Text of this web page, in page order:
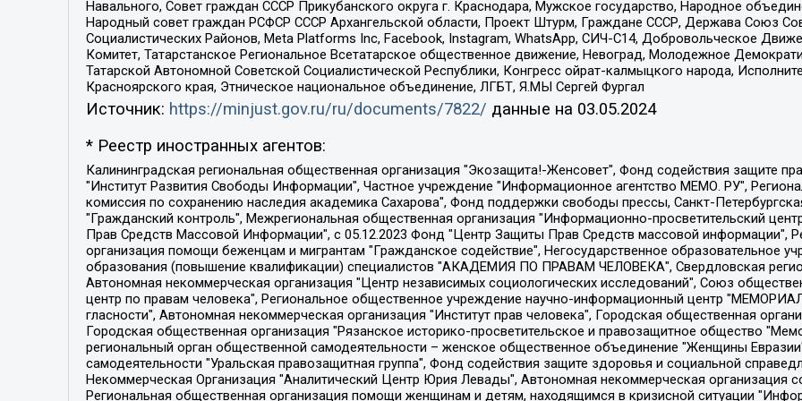
Навального, Совет граждан СССР Прикубанского округа г. Краснодара, Мужское государство, Народное
Народный совет граждан РСФСР СССР Архангельской области, Проект Штурм, Граждане СССР, Держава Союз
Социалистических Районов, Meta Platforms Inc, Facebook, Instagram, WhatsApp, СИЧ-С14, Добровольческое
Комитет, Татарстанское Региональное Всетатарское общественное движение, Невоград, Молодежное
Татарской Автономной Советской Социалистической Республики, Конгресс ойрат-калмыцкого народа,
Красноярского края, Этническое национальное объединение, ЛГБТ, Я.МЫ Сергей Фургал
Источник: https://minjust.gov.ru/ru/documents/7822/ данные на 03.05.2024
* Реестр иностранных агентов:
Калининградская региональная общественная организация "Экозащита!-Женсовет", Фонд содействия защите прав и свобод граждан "Общественный вердикт", Фонд "Институт Развития Свободы Информации", Частное учреждение "Информационное агентство МЕМО. РУ", Региональная общественная организация "Общественная комиссия по сохранению наследия академика Сахарова", Фонд поддержки свободы прессы, Санкт-Петербургская общественная правозащитная организация "Гражданский контроль", Межрегиональная общественная организация "Информационно-просветительский центр "Мемориал", Региональный Фонд "Центр Защиты Прав Средств Массовой Информации", с 05.12.2023 Фонд "Центр Защиты Прав Средств массовой информации", Региональная общественная благотворительная организация помощи беженцам и мигрантам "Гражданское содействие", Негосударственное образовательное учреждение дополнительного профессионального образования (повышение квалификации) специалистов "АКАДЕМИЯ ПО ПРАВАМ ЧЕЛОВЕКА", Свердловская региональная общественная организация "Сутяжник", Автономная некоммерческая организация "Центр независимых социологических исследований", Союз общественных объединений "Российский исследовательский центр по правам человека", Региональное общественное учреждение научно-информационный центр "МЕМОРИАЛ", Некоммерческая организация "Фонд защиты гласности", Автономная некоммерческая организация "Институт прав человека", Городская общественная организация "Екатеринбургское общество "МЕМОРИАЛ", Городская общественная организация "Рязанское историко-просветительское и правозащитное общество "Мемориал" (Рязанский Мемориал), Челябинский региональный орган общественной самодеятельности – женское общественное объединение "Женщины Евразии", Челябинский региональный орган общественной самодеятельности "Уральская правозащитная группа", Фонд содействия защите здоровья и социальной справедливости имени Андрея Рылькова, Автономная Некоммерческая Организация "Аналитический Центр Юрия Левады", Автономная некоммерческая организация социальной поддержки населения "Проект Апрель", Региональная общественная организация помощи женщинам и детям, находящимся в кризисной ситуации "Информационно-методический центр "Анна", Фонд содействия развитию массовых коммуникаций и правовому просвещению "Так-так-Так", Фонд содействия устойчивому развитию "Серебряная тайга", Свердловский региональный общественный фонд социальных проектов "Новое время", "Idel.Реалии", Кавказ.Реалии, Крым.Реалии, Телеканал Настоящее Время, Татаро-башкирская служба Радио Свобода (Azatliq Radiosi), Радио Свободная Европа/Радио Свобода (PCE/PC), "Сибирь.Реалии", "Фактограф", Благотворительный фонд помощи осужденным и их семьям, Автономная некоммерческая организация "Институт глобализации и социальных движений", Фонд "В защиту прав заключенных", Частное учреждение "Центр поддержки и содействия развитию средств массовой информации", Пензенский региональный общественный благотворительный фонд "Гражданский союз", "Север.Реалии", Некоммерческая организация Фонд "Правовая инициатива", Общество с ограниченной ответственностью "Радио Свободная Европа/Радио Свобода", Чешское информационное агентство "MEDIUM-ORIENT", Красноярская региональная общественная организация "Мы против СПИДа", Камалягин Денис Николаевич, Маркелов Сергей Евгеньевич, Пономарев Лев Александрович, Савицкая Людмила Алексеевна, Автономная некоммерческая организация "Центр по работе с проблемой насилия "НАСИЛИЮ.НЕТ", Межрегиональный профессиональный союз работников здравоохранения "Альянс врачей", Юридическое лицо, зарегистрированное в Латвийской Республике, SIA "Medusa Project" (регистрационный номер 40103797863, дата регистрации 10.06.2014), Некоммерческая организация "Фонд по борьбе с коррупцией", Автономная некоммерческая организация "Институт права и публичной политики", Баданин Роман Сергеевич, Гликин Максим Александрович, Железнова Мария Михайловна, Лукьянова Юлия Сергеевна, Маетная Елизавета Витальевна, Маняхин Петр Борисович, Чуракова Ольга Владимировна, Ярош Юлия Петровна, Юридическое лицо "The Insider SIA", зарегистрированное в Риге, Латвийская Республика (дата регистрации 26.06.2015), являющееся администратором доменного имени интернет-издания "The Insider SIA", https://theins.ru, Постернак Алексей Евгеньевич, Рубин Михаил Аркадьевич, Анин Роман Александрович, Юридическое лицо Istories fonds, зарегистрированное в Латвийской Республике (регистрационный номер 50008295751, дата регистрации 24.02.2020), Великовский Дмитрий Александрович, Долинина Ирина Николаевна, Мароховская Алеся Алексеевна, Шлейнов Роман Юрьевич, Шмагун Олеся Валентиновна, Общество с ограниченной ответственностью "Альтаир 2021", Общество с ограниченной ответственностью "Вега 2021", Общество с ограниченной ответственностью "Главный редактор 2021", Общество с ограниченной ответственностью "Ромашки монолит", Важенков Артем Валерьевич, Ивановская областная общественная организация "Центр гендерных исследований", Гурман Юрий Альбертович, Медиапроект "ОВД-Инфо", Егоров Владимир Владимирович, Жилинский Владимир Александрович, Общество с ограниченной ответственностью "ЗП", Иванова София Юрьевна, Карезина Инна Павловна, Кильтау Екатерина Викторовна, Петров Алексей Викторович, Пискунов Сергей Евгеньевич, Смирнов Сергей Сергеевич, Тихонов Михаил Сергеевич, Общество с ограниченной ответственностью "ЖУРНАЛИСТ-ИНОСТРАННЫЙ АГЕНТ", Арапова Галина Юрьевна, Вольтская Татьяна Анатольевна, Американская компания "Mason G.E.S. Anonymous Foundation" (США), являющаяся владельцем интернет-издания https://mnews.world/, Компания "Stichting Bellingcat", зарегистрированная в Нидерландах (дата регистрации 11.07.2018), Захаров Андрей Вячеславович, Клепиковская Екатерина Дмитриевна, Общество с ограниченной ответственностью "МЕМО", Перл Роман Александрович, Симонов Евгений Алексеевич, Соловьева Елена Анатольевна, Сотников Даниил Владимирович, Сурначева Елизавета Дмитриевна, Автономная некоммерческая организация по защите прав человека и информированию населения "Якутия – Наше Мнение", Общество с ограниченной ответственностью "Москоу диджитал медиа", с 26.01.2023 Общество с ограниченной ответственностью "Чайка Белые сады", Ветошкина Валерия Валерьевна, Заговора Максим Александрович, Межрегиональное общественное движение "Российская ЛГБТ - сеть", Оленичев Максим Владимирович, Павлов Иван Юрьевич, Скворцова Елена Сергеевна, Общество с ограниченной ответственностью "Как бы инагент", Кочетков Игорь Викторович, Общество с ограниченной ответственностью "Честные выборы", Еланчик Олег Александрович, Общество с ограниченной ответственностью "Нобелевский призыв", Гималова Регина Эмилевна, Григорьев Андрей Валерьевич, Григорьева Алина Александровна, Ассоциация по содействию защите прав призывников, альтернативнослужащих и военнослужащих "Правозащитная